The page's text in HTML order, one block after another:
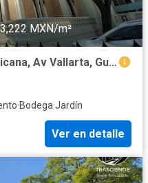
MXN/m²
Casa en Venta en col. Americana, Av Vallarta, Guadalajara, Jalisco.
·Bodega·Jardín
Ver en detalle